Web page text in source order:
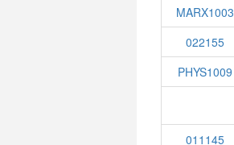
MARX1003
022155
PHYS1009
011145